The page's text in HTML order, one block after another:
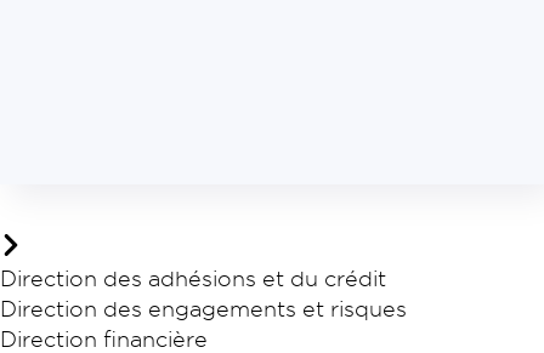
Direction des adhésions et du crédit
Direction des engagements et risques
Direction financière